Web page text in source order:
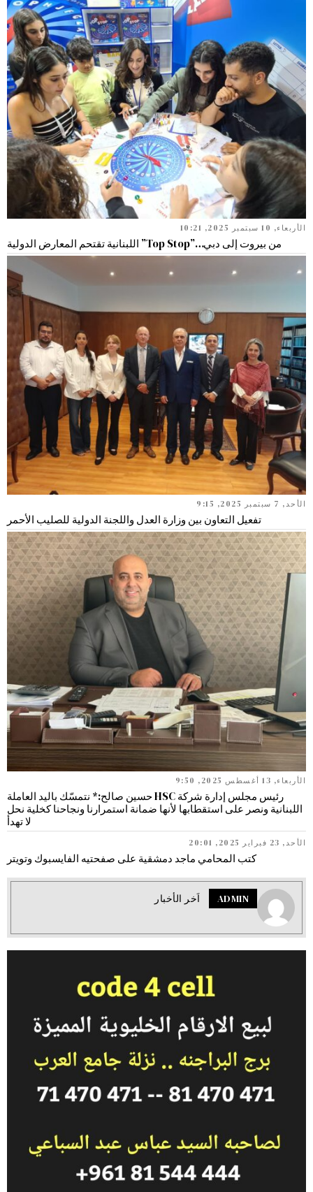
الأربعاء, 10 سبتمبر 2025, 10:21
من بيروت إلى دبي…”Top Stop” اللبنانية تقتحم المعارض الدولية
الأحد, 7 سبتمبر 2025, 9:15
تفعيل التعاون بين وزارة العدل واللجنة الدولية للصليب الأحمر
الأربعاء, 13 أغسطس 2025, 9:50
رئيس مجلس إدارة شركة HSC حسين صالح:* نتمسّك باليد العاملة
اللبنانية ونصر على استقطابها لأنها ضمانة استمرارنا ونجاحنا كخلية نحل
لا تهدأ
الأحد, 23 فبراير 2025, 20:01
كتب المحامي ماجد دمشقية على صفحتيه الفايسبوك وتويتر
ADMIN اَخر الأخبار